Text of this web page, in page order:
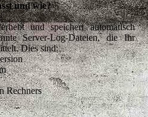
und wie?
und speichert automatisch
Server-Log-Dateien, die Ihr
Dies sind:
Rechners